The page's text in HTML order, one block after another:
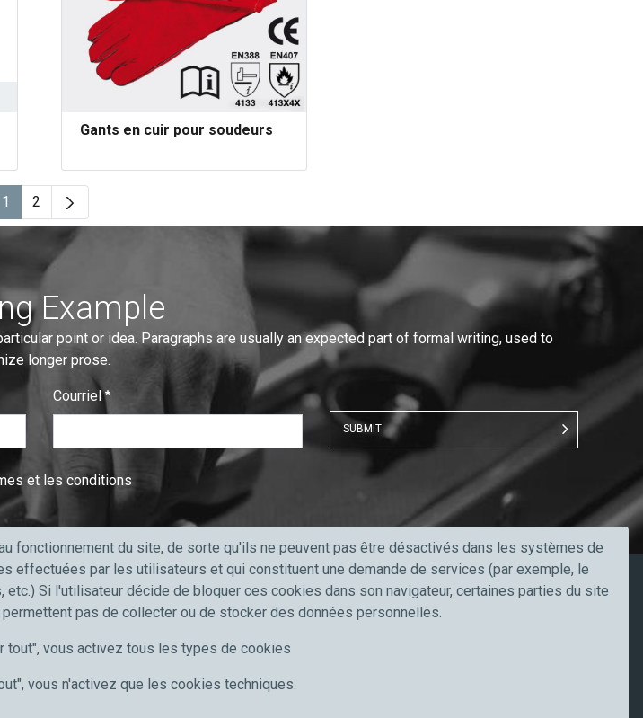
Gants en cuir pour soudeurs
Page
1 Page
2
Example
point or idea. Paragraphs are usually an expected part of formal writing, used to
longer prose.
Courriel
:
0/ 280
SUBMIT
et les conditions
Meccanocar France
Carrières
News
Restez à jour
fonctionnement du site, de sorte qu'ils ne peuvent pas être désactivés dans les systèmes de
effectuées par les utilisateurs et qui constituent une demande de services (par exemple, le
Si l'utilisateur décide de bloquer ces cookies dans son navigateur, certaines parties du site
pas de collecter ou de stocker des données personnelles.
tout", vous activez tous les types de cookies
vous n'activez que les cookies techniques.